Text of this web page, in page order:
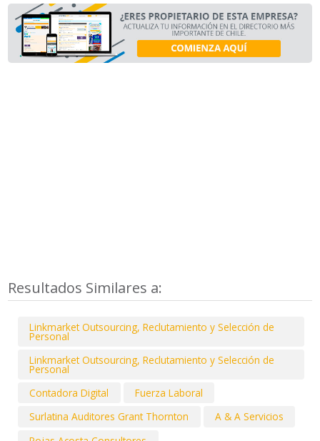
Resultados Similares a:
Linkmarket Outsourcing, Reclutamiento y Selección de
Personal
Linkmarket Outsourcing, Reclutamiento y Selección de
Personal
Contadora Digital
Fuerza Laboral
Surlatina Auditores Grant Thornton
A & A Servicios